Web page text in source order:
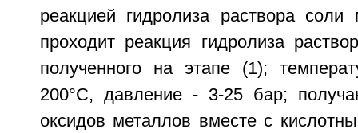
реакцией гидролиза раствора
проходит реакция гидролиза
полученного на этапе (1);
200°С, давление - 3-25 бар;
оксидов металлов вместе с